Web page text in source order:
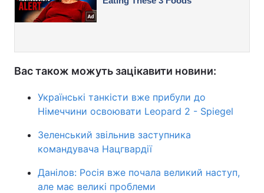
Вас також можуть зацікавити новини:
Українські танкісти вже прибули до
Німеччини освоювати Leopard 2 - Spiegel
Зеленський звільнив заступника
командувача Нацгвардії
Данілов: Росія вже почала великий наступ,
але має великі проблеми